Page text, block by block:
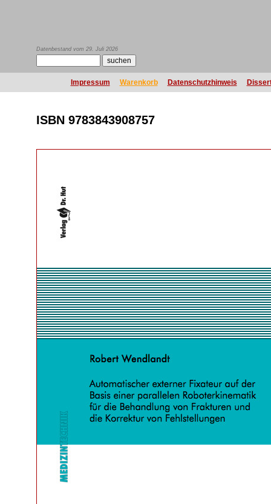
Datenbestand vom 29. Juli 2026
Impressum Warenkorb Datenschutzhinweis
ISBN 9783843908757